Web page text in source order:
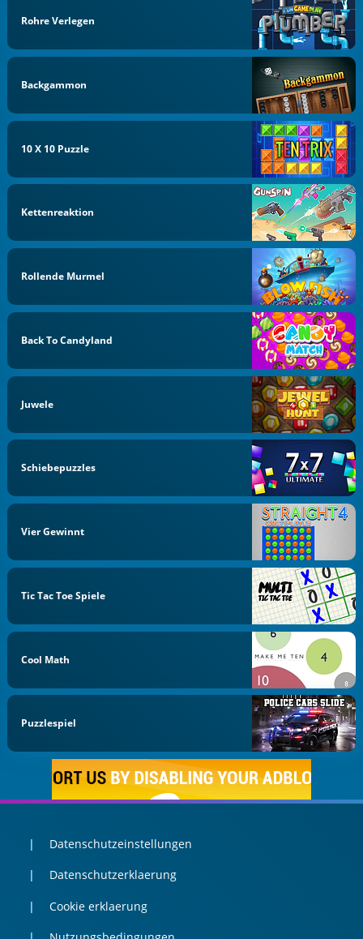
Rohre Verlegen
Backgammon
10 X 10 Puzzle
Kettenreaktion
Rollende Murmel
Back To Candyland
Juwele
Schiebepuzzles
Vier Gewinnt
Tic Tac Toe Spiele
Cool Math
Puzzlespiel
Datenschutzeinstellungen
Datenschutzerklaerung
Cookie erklaerung